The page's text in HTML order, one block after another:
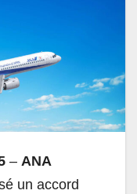
– ANA
un accord